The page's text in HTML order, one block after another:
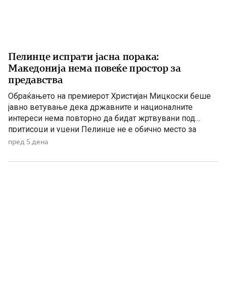
Пелинце испрати јасна порака:
Македонија нема повеќе простор за
предавства
Обраќањето на премиерот Христијан Мицкоски беше
јавно ветување дека државните и националните
интереси нема повторно да бидат жртвувани под
притисоци и уцени Пелинце не е обично место за
политички говори. Таму секој збор има поголема
државотворната мисла на македонскиот народ. Затоа
пред 5 дена